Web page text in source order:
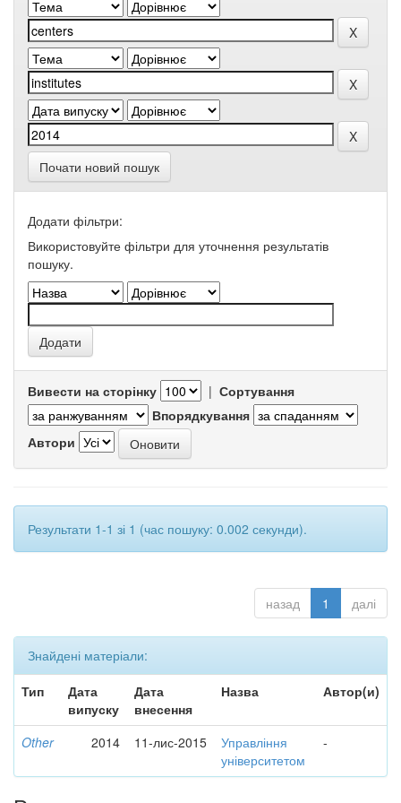
Почати новий пошук
Додати фільтри:
Використовуйте фільтри для уточнення результатів
пошуку.
Вивести на сторінку | Сортування
Впорядкування
Автори
Результати 1-1 зі 1 (час пошуку: 0.002 секунди).
назад 1 далі
Знайдені матеріали:
Тип
Дата
випуску
Дата
внесення
Назва Автор(и)
Other 2014 11-лис-2015
Управління
університетом
-